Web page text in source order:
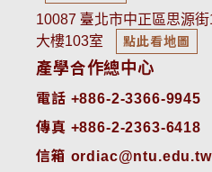
10087 臺北市中正區思源
大樓103室
點此看地圖
產學合作總中心
電話 +886-2-3366-9945
傳真 +886-2-2363-6418
信箱 ordiac@ntu.edu.tw